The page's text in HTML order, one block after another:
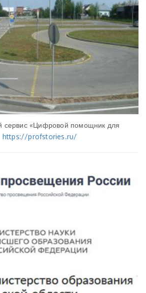
сервис «Цифровой помощник для
https://profstories.ru/